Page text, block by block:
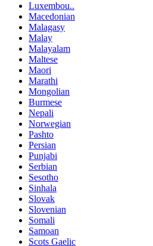
Luxembou..
Macedonian
Malagasy
Malay
Malayalam
Maltese
Maori
Marathi
Mongolian
Burmese
Nepali
Norwegian
Pashto
Persian
Punjabi
Serbian
Sesotho
Sinhala
Slovak
Slovenian
Somali
Samoan
Scots Gaelic